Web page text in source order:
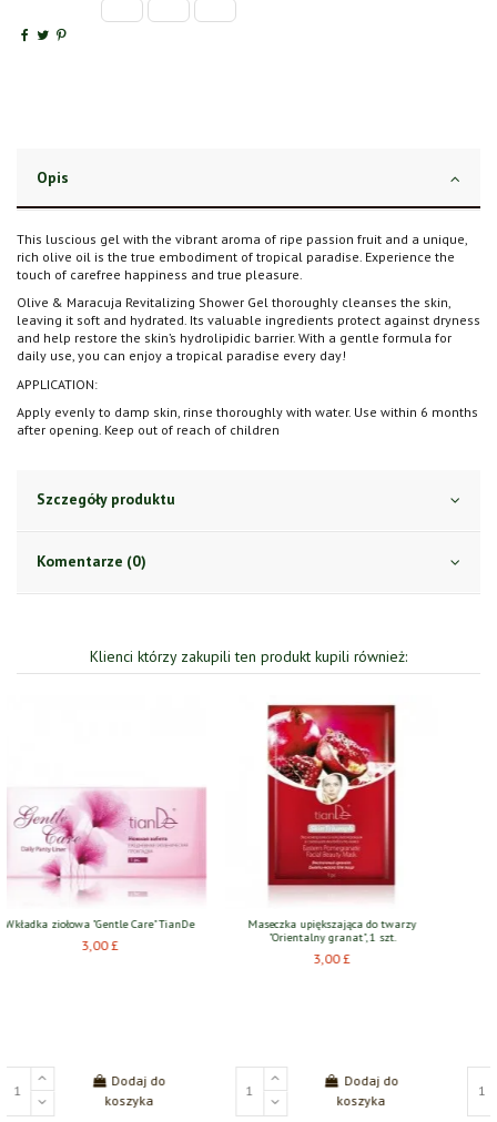
Opis
This luscious gel with the vibrant aroma of ripe passion fruit and a unique,
rich olive oil is the true embodiment of tropical paradise. Experience the
touch of carefree happiness and true pleasure.
Olive & Maracuja Revitalizing Shower Gel thoroughly cleanses the skin,
leaving it soft and hydrated. Its valuable ingredients protect against dryness
and help restore the skin’s hydrolipidic barrier. With a gentle formula for
daily use, you can enjoy a tropical paradise every day!
APPLICATION:
Apply evenly to damp skin, rinse thoroughly with water. Use within 6 months
after opening. Keep out of reach of children
Szczegóły produktu
Komentarze (0)
Klienci którzy zakupili ten produkt kupili również:
do twarzy
Dodaj do
koszyka
Dodaj do
koszyka